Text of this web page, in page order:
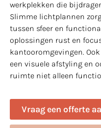
werkplekken die
Slimme lichtplannen
tussen sfeer en
oplossingen rust en
kantooromgevingen.
een visuele afstyling en
ruimte niet alleen
Vraag een offerte